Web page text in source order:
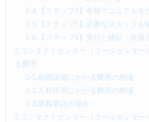
1-4.【ステップ4】各種マニュアルを
1-5.【ステップ5】必要なスタッフを
1-6.【ステップ6】実行と検証・改善
2.コンタクトセンター（コールセンター
る費用
2-1.初期設備にかかる費用の相場
2-2.人材採用にかかる費用の相場
2-3.業務委託の場合
3.コンタクトセンター（コールセンター